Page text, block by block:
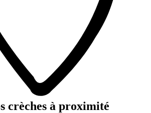
crèches à proximité